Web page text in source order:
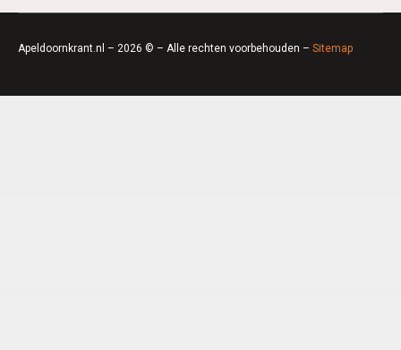
Apeldoornkrant.nl – 2026 © – Alle rechten voorbehouden – Sitemap